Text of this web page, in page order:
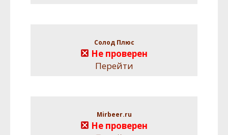
Солод Плюс
Не проверен
Перейти
Mirbeer.ru
Не проверен